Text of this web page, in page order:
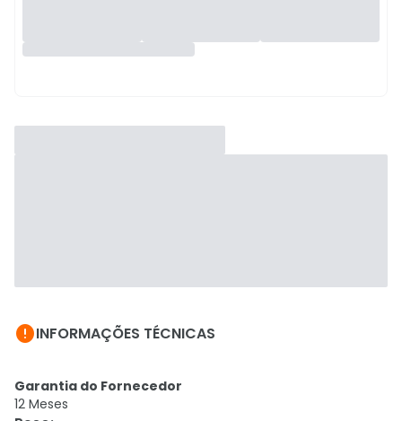
INFORMAÇÕES TÉCNICAS
Garantia do Fornecedor
12 Meses